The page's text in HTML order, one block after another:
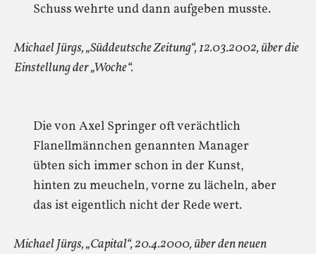
Schuss wehrte und dann aufgeben musste.
Michael Jürgs, „Süddeutsche Zeitung“, 12.03.2002, über die
Einstellung der „Woche“.
Die von Axel Springer oft verächtlich
Flanellmännchen genannten Manager
übten sich immer schon in der Kunst,
hinten zu meucheln, vorne zu lächeln, aber
das ist eigentlich nicht der Rede wert.
Michael Jürgs, „Capital“, 20.4.2000, über den neuen